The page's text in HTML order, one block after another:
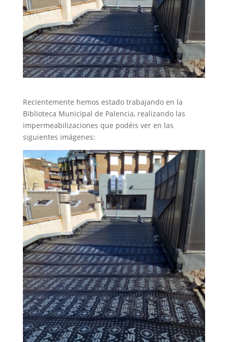
Recientemente hemos estado trabajando en la
Biblioteca Municipal de Palencia, realizando las
impermeabilizaciones que podéis ver en las
siguientes imágenes: